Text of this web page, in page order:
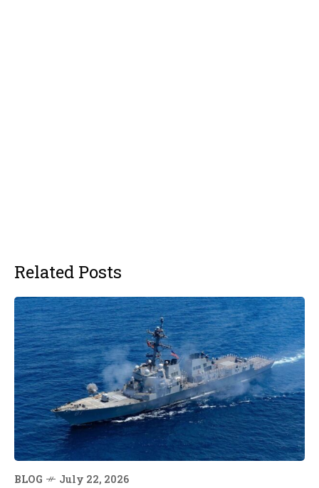
Related Posts
BLOG July 22, 2026